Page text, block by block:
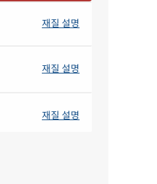
재질 설명
재질 설명
재질 설명